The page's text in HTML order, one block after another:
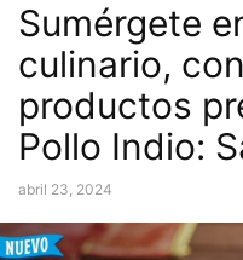
Sumérgete
culinario,
productos
Pollo Indio:
abril 23, 2024